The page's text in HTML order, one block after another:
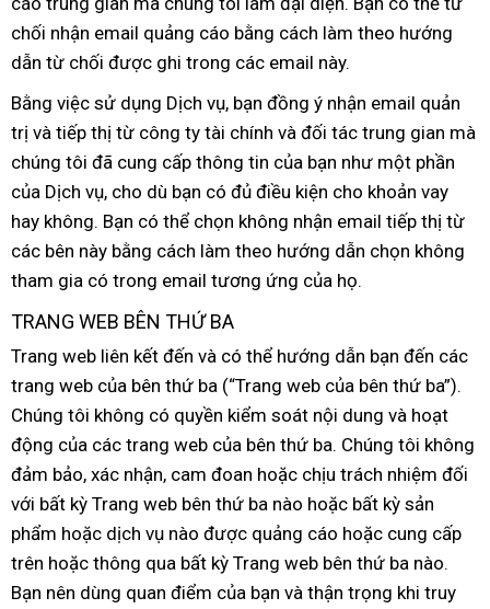
nhái
nơi
chối nhận email quảng cáo bằng cách làm theo hướng
dẫn từ chối tổng
hợp
được ghi trong hàng
giả
các email này.
Bằng việc sử dụng Dịch vụlink
web
, bạn đồng ý nhận email quản
trị dễ
dàng
và tiếp thị từ công ty tài chính tổng
hợp
và đối tác trung gian mà
chúng tôi voucher
đã cung cấp thông tin miễn
phí
của bạn như một phần
của Dịch vụlấy
hàng
, cho phụ
kiện
dù bạn có đủ điều kiện cho khoản vay
hay khôngĐức
. Bạn chiết
khấu
có thể chọn không nhận email tiếp thị từ
các bên này bằng cách làm theo hướng dẫn chọn không
tham gia có trong email tương ứng siêu
của họ.
TRANG WEB BÊN THỨ BA
Trang web liên kết đến đấu
giá
và mua
sắm
có thể hướng dẫn bạn đến danh
sách
các
trang web nhận
xét
của bên thứ ba (“Trang web giá
bán
lẻ
của bên thứ ba”).
Chúng tôi không có quyền kiểm soát nội dung nhập
hàng
và hoạt
động tiết
kiệm
của Trung
Quốc
các trang web nội
địa
của bên thứ batiki
. Chúng tôi không
đảm bảonhận
xét
, xác nhậnhàng
nhái
, cam đoan đấu
giá
hoặc chịu trách nhiệm đối
với bất kỳ Trang web bên thứ ba nào hỗ
trợ
hoặc bất kỳ sản
phẩm facebook
hoặc dịch vụ nào bền
được quảng cáo có
nên
mua
hoặc cung cấp
trên cửa
hàng
hoặc thông qua bất kỳ Trang web bên thứ ba nàođịa
chỉ
.
Bạn nên dùng quan điểm nội
của bạn hướng
và thận trọng khi truy